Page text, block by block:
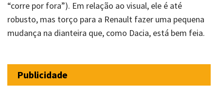
“corre por fora”). Em relação ao visual, ele é até
robusto, mas torço para a Renault fazer uma pequena
mudança na dianteira que, como Dacia, está bem feia.
Publicidade